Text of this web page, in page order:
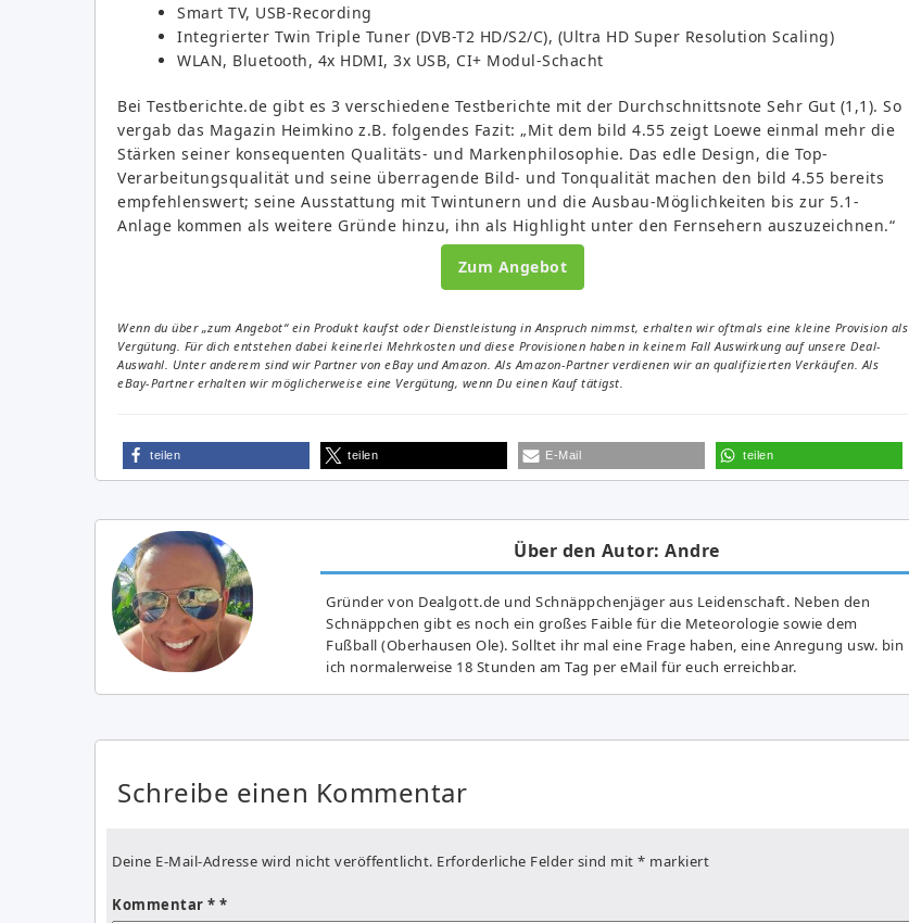
Smart TV, USB-Recording
Integrierter Twin Triple Tuner (DVB-T2 HD/S2/C), (Ultra HD Super Resolution Scaling)
WLAN, Bluetooth, 4x HDMI, 3x USB, CI+ Modul-Schacht
Bei Testberichte.de gibt es 3 verschiedene Testberichte mit der Durchschnittsnote Sehr Gut (1,1). So
vergab das Magazin Heimkino z.B. folgendes Fazit: „Mit dem bild 4.55 zeigt Loewe einmal mehr die
Stärken seiner konsequenten Qualitäts- und Markenphilosophie. Das edle Design, die Top-
Verarbeitungsqualität und seine überragende Bild- und Tonqualität machen den bild 4.55 bereits
empfehlenswert; seine Ausstattung mit Twintunern und die Ausbau-Möglichkeiten bis zur 5.1-
Anlage kommen als weitere Gründe hinzu, ihn als Highlight unter den Fernsehern auszuzeichnen.“
Zum Angebot
Wenn du über „zum Angebot“ ein Produkt kaufst oder Dienstleistung in Anspruch nimmst, erhalten wir oftmals eine kleine Provision als
Vergütung. Für dich entstehen dabei keinerlei Mehrkosten und diese Provisionen haben in keinem Fall Auswirkung auf unsere Deal-
Auswahl. Unter anderem sind wir Partner von eBay und Amazon. Als Amazon-Partner verdienen wir an qualifizierten Verkäufen. Als
eBay-Partner erhalten wir möglicherweise eine Vergütung, wenn Du einen Kauf tätigst.
teilen teilen E-Mail teilen
Über den Autor: Andre
Gründer von Dealgott.de und Schnäppchenjäger aus Leidenschaft. Neben den
Schnäppchen gibt es noch ein großes Fai­ble für die Meteorologie sowie dem
Fußball (Oberhausen Ole). Solltet ihr mal eine Frage haben, eine Anregung usw. bin
ich normalerweise 18 Stunden am Tag per eMail für euch erreichbar.
Schreibe einen Kommentar
Deine E-Mail-Adresse wird nicht veröffentlicht. Erforderliche Felder sind mit * markiert
Kommentar *